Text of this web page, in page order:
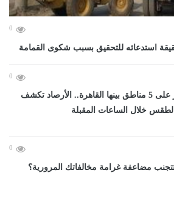
0
استدعائه للتحقيق بسبب شكوى القمامة
0
أمطار على 5 مناطق بينها القاهرة.. الأرصاد تكشف
خلال الساعات المقبلة
0
مضاعفة غرامة مخالفاتك المرورية؟